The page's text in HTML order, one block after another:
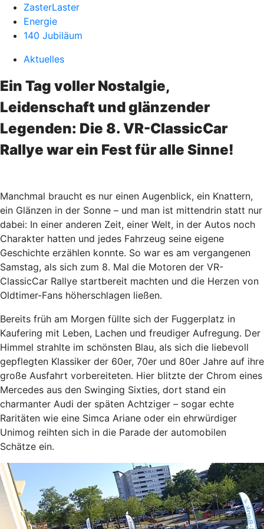
ZasterLaster
Energie
140 Jubiläum
Aktuelles
Ein Tag voller Nostalgie,
Leidenschaft und glänzender
Legenden: Die 8. VR-ClassicCar
Rallye war ein Fest für alle Sinne!
Manchmal braucht es nur einen Augenblick, ein Knattern,
ein Glänzen in der Sonne – und man ist mittendrin statt nur
dabei: In einer anderen Zeit, einer Welt, in der Autos noch
Charakter hatten und jedes Fahrzeug seine eigene
Geschichte erzählen konnte. So war es am vergangenen
Samstag, als sich zum 8. Mal die Motoren der VR-
ClassicCar Rallye startbereit machten und die Herzen von
Oldtimer-Fans höherschlagen ließen.
Bereits früh am Morgen füllte sich der Fuggerplatz in
Kaufering mit Leben, Lachen und freudiger Aufregung. Der
Himmel strahlte im schönsten Blau, als sich die liebevoll
gepflegten Klassiker der 60er, 70er und 80er Jahre auf ihre
große Ausfahrt vorbereiteten. Hier blitzte der Chrom eines
Mercedes aus den Swinging Sixties, dort stand ein
charmanter Audi der späten Achtziger – sogar echte
Raritäten wie eine Simca Ariane oder ein ehrwürdiger
Unimog reihten sich in die Parade der automobilen
Schätze ein.